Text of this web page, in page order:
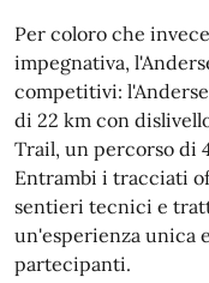
Per coloro che
impegnativa,
competitivi:
di 22 km con
Trail, un percorso di
Entrambi i tracciati
sentieri tecnici e
un'esperienza unica
partecipanti.